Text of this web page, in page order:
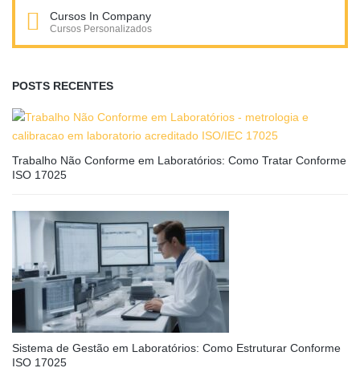
Cursos In Company
Cursos Personalizados
POSTS RECENTES
Trabalho Não Conforme em Laboratórios: Como Tratar Conforme
ISO 17025
Sistema de Gestão em Laboratórios: Como Estruturar Conforme
ISO 17025